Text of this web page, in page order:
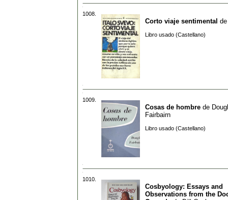
1008.
Corto viaje sentimental
Libro usado (Castellano)
1009.
Cosas de hombre de
Fairbairn
Libro usado (Castellano)
1010.
Cosbyology: Essays and
Observations from the